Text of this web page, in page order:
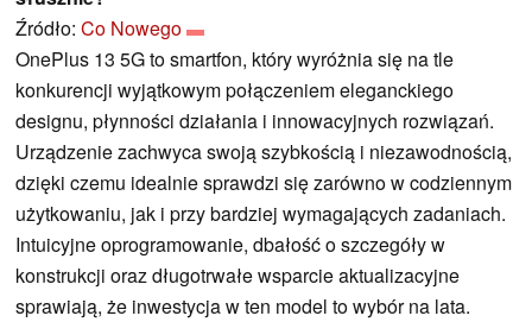
Źródło: Co Nowego
OnePlus 13 5G to smartfon, który wyróżnia się na tle
konkurencji wyjątkowym połączeniem eleganckiego
designu, płynności działania i innowacyjnych rozwiązań.
Urządzenie zachwyca swoją szybkością i niezawodnością,
dzięki czemu idealnie sprawdzi się zarówno w codziennym
użytkowaniu, jak i przy bardziej wymagających zadaniach.
Intuicyjne oprogramowanie, dbałość o szczegóły w
konstrukcji oraz długotrwałe wsparcie aktualizacyjne
sprawiają, że inwestycja w ten model to wybór na lata.